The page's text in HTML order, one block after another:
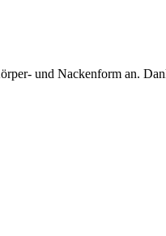
und Nackenform an.